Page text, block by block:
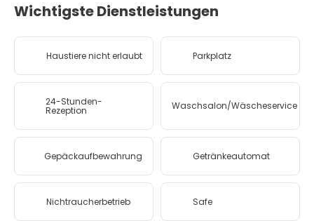
Wichtigste Dienstleistungen
Haustiere nicht erlaubt Parkplatz
24-Stunden-
Rezeption Waschsalon/Wäscheservice
Gepäckaufbewahrung Getränkeautomat
Nichtraucherbetrieb Safe